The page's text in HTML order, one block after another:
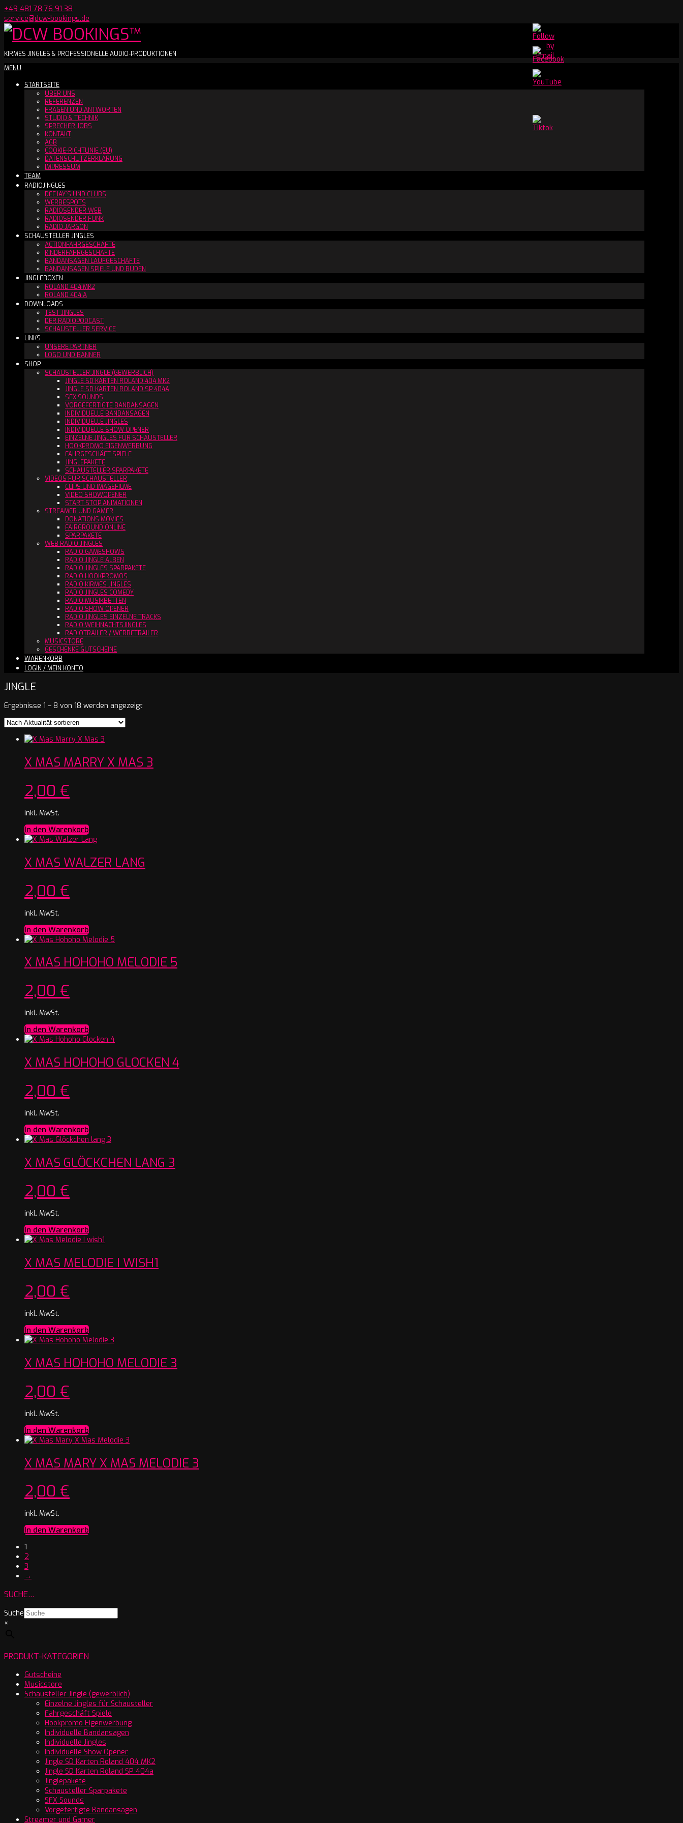
Skip
to
content
+49 481 78 76 91 38
service@dcw-bookings.de
Youtube
Channel
DCW
BOOKINGS™
KIRMES JINGLES & PROFESSIONELLE AUDIO-PRODUKTIONEN
Secondary
Menu
MENU
STARTSEITE
ÜBER UNS
REFERENZEN
FRAGEN UND ANTWORTEN
STUDIO & TECHNIK
SPRECHER JOBS
KONTAKT
AGB
COOKIE-RICHTLINIE (EU)
DATENSCHUTZERKLÄRUNG
IMPRESSUM
TEAM
RADIOJINGLES
DEEJAY´S UND CLUBS
WERBESPOTS
RADIOSENDER WEB
RADIOSENDER FUNK
RADIO JARGON
SCHAUSTELLER JINGLES
ACTIONFAHRGESCHÄFTE
KINDERFAHRGESCHÄFTE
BANDANSAGEN LAUFGESCHÄFTE
BANDANSAGEN SPIELE UND BUDEN
JINGLEBOXEN
ROLAND 404 MK2
ROLAND 404 A
DOWNLOADS
TEST JINGLES
DER RADIOPODCAST
SCHAUSTELLER SERVICE
LINKS
UNSERE PARTNER
LOGO UND BANNER
SHOP
SCHAUSTELLER JINGLE (GEWERBLICH)
JINGLE SD KARTEN ROLAND 404 MK2
JINGLE SD KARTEN ROLAND SP 404A
SFX SOUNDS
VORGEFERTIGTE BANDANSAGEN
INDIVIDUELLE BANDANSAGEN
INDIVIDUELLE JINGLES
INDIVIDUELLE SHOW OPENER
EINZELNE JINGLES FÜR SCHAUSTELLER
HOOKPROMO EIGENWERBUNG
FAHRGESCHÄFT SPIELE
JINGLEPAKETE
SCHAUSTELLER SPARPAKETE
VIDEOS FÜR SCHAUSTELLER
CLIPS UND IMAGEFILME
VIDEO SHOWOPENER
START STOP ANIMATIONEN
STREAMER UND GAMER
DONATIONS MOVIES
FAIRGROUND ONLINE
SPARPAKETE
WEB RADIO JINGLES
RADIO GAMESHOWS
RADIO JINGLE ALBEN
RADIO JINGLES SPARPAKETE
RADIO HOOKPROMOS
RADIO KIRMES JINGLES
RADIO JINGLES COMEDY
RADIO MUSIKBETTEN
RADIO SHOW OPENER
RADIO JINGLES EINZELNE TRACKS
RADIO WEIHNACHTSJINGLES
RADIOTRAILER / WERBETRAILER
MUSICSTORE
GESCHENKE GUTSCHEINE
WARENKORB
LOGIN / MEIN KONTO
JINGLE
Ergebnisse 1 – 8 von 18 werden angezeigtNach
X MAS MARRY X MAS 3
2,00 €
inkl. MwSt.
In den Warenkorb
X MAS WALZER LANG
2,00 €
inkl. MwSt.
In den Warenkorb
X MAS HOHOHO MELODIE 5
2,00 €
inkl. MwSt.
In den Warenkorb
X MAS HOHOHO GLOCKEN 4
2,00 €
inkl. MwSt.
In den Warenkorb
X MAS GLÖCKCHEN LANG 3
2,00 €
inkl. MwSt.
In den Warenkorb
X MAS MELODIE I WISH1
2,00 €
inkl. MwSt.
In den Warenkorb
X MAS HOHOHO MELODIE 3
2,00 €
inkl. MwSt.
In den Warenkorb
X MAS MARY X MAS MELODIE 3
2,00 €
inkl. MwSt.
In den Warenkorb
1
2
3
→
SUCHE…
Suche
×
PRODUKT-KATEGORIEN
Gutscheine
Musicstore
Schausteller Jingle (gewerblich)
Einzelne Jingles für Schausteller
Fahrgeschäft Spiele
Hookpromo Eigenwerbung
Individuelle Bandansagen
Individuelle Jingles
Individuelle Show Opener
Jingle SD Karten Roland 404 MK2
Jingle SD Karten Roland SP 404a
Jinglepakete
Schausteller Sparpakete
SFX Sounds
Vorgefertigte Bandansagen
Streamer und Gamer